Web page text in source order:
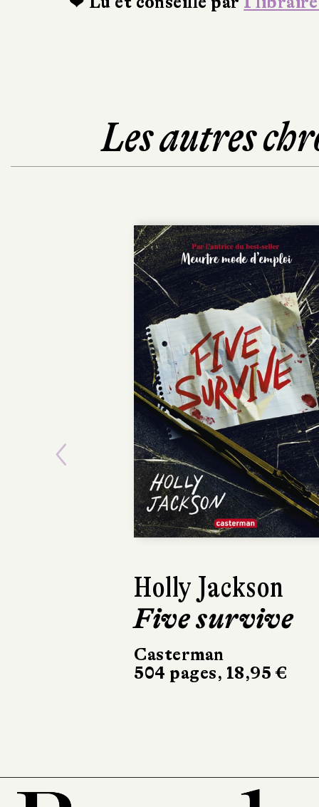
Les autres
Holly Jackson
Five survive
Casterman
504 pages, 18,95 €
Previous